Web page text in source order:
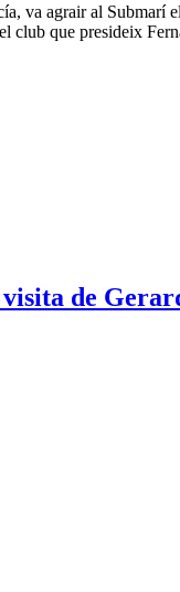
va agrair al
club que presideix
de